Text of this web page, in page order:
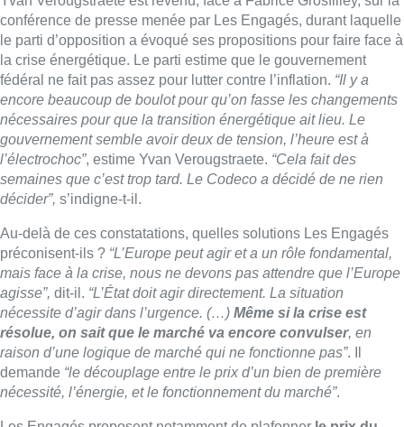
préconisent-ils ?“L’Europe peut agir et a un rôle fondamental,
mais face à la crise, nous ne devons pas attendre que l’Europe
agisse”,dit-il.“L’État doit agir directement. La situation
nécessite d’agir dans l’urgence. (…)Même si la crise est
résolue, on sait que le marché va encore convulser , en
raison d’une logique de marché qui ne fonctionne pas”. Il
demande“le découplage entre le prix d’un bien de première
nécessité, l’énergie, et le fonctionnement du marché” .
Les Engagés proposent notamment de plafonnerle prix du
gaz à 100 € du Mwh, alors qu’il est entre 250 et 300 € à l’heure
actuelle :
l’endettement et la fixation d’un prix stratégique pour
aujourd’hui et pour demain”, soutient Yvan Verougstraete.“Et
ce n’est qu’en réduisant notre consommation qu’on peut
apporter des solutions sur le long terme”.Il propose également
qu’en cas de surplus, des investissements soient mis en place
ou qu’une redistribution soit proposée aux citoyens. Des
propositions évaluées à près de 7 milliards d’euros, évalue-t-on
du côté des Engagés.
Découvrez les chroniques de + d’Actu en replay et podcast